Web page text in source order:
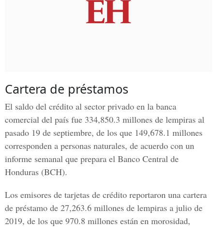
Cartera de préstamos
El saldo del crédito al sector privado en la banca
comercial del país fue 334,850.3 millones de lempiras al
pasado 19 de septiembre, de los que 149,678.1 millones
corresponden a personas naturales, de acuerdo con un
informe semanal que prepara el Banco Central de
Honduras (BCH).
Los emisores de tarjetas de crédito reportaron una cartera
de préstamo de 27,263.6 millones de lempiras a julio de
2019, de los que 970.8 millones están en morosidad,